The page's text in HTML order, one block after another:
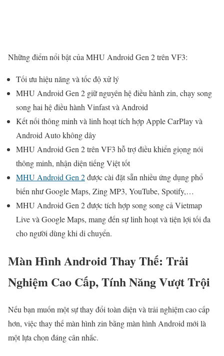
Những điểm nổi bật của MHU Android Gen 2 trên VF3:
Tối ưu hiệu năng và tốc độ xử lý
MHU Android Gen 2 giữ nguyên hệ điều hành zin, chạy song
song hai hệ điều hành Vinfast và Android
Kết nối thông minh và linh hoạt tích hợp Apple CarPlay và
Android Auto không dây
MHU Android Gen 2 trên VF3 hỗ trợ điều khiển giọng nói
thông minh, nhận diện tiếng Việt tốt
MHU Android Gen 2được cài đặt sẵn nhiều ứng dụng phổ
biến như Google Maps, Zing MP3, YouTube, Spotify,…
MHU Android Gen 2 được tích hợp song song cả Vietmap
Live và Google Maps, mang đến sự linh hoạt và tiện lợi tối đa
cho người dùng khi di chuyển.
Màn Hình Android Thay Thế: Trải
Nghiệm Cao Cấp, Tính Năng Vượt Trội
Nếu bạn muốn một sự thay đổi toàn diện và trải nghiệm cao cấp
hơn, việc thay thế màn hình zin bằng màn hình Android mới là
một lựa chọn đáng cân nhắc.